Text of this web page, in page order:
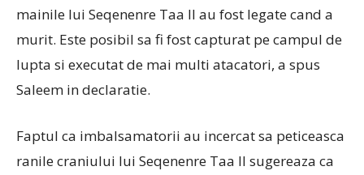
mainile lui Seqenenre Taa II au fost legate cand a
murit. Este posibil sa fi fost capturat pe campul de
lupta si executat de mai multi atacatori, a spus
Saleem in declaratie.
Faptul ca imbalsamatorii au incercat sa peticeasca
ranile craniului lui Seqenenre Taa II sugereaza ca